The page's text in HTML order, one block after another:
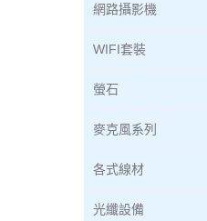
網路攝影機
WIFI套裝
螢石
麥克風系列
各式線材
光纖設備